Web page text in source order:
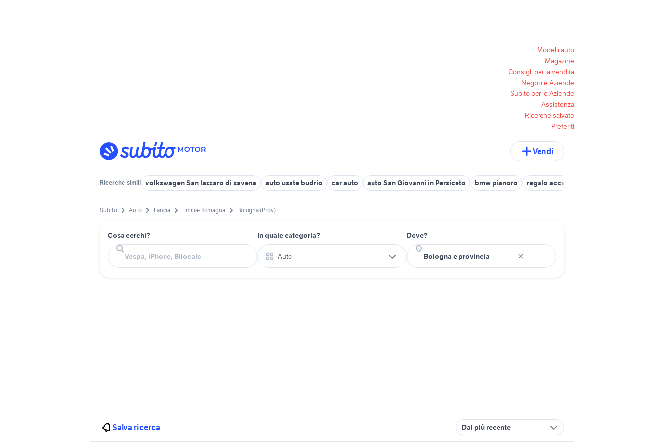
Modelli auto
Magazine
Consigli per la vendita
Negozi e Aziende
Subito per le Aziende
Assistenza
Ricerche salvate
Preferiti
Vendi
Ricerche simili volkswagen San lazzaro di savena auto usate budrio car auto auto San Giovanni in Persiceto bmw pianoro regalo accessori auto Bologna provincia
Subito Auto Lancia Emilia-Romagna Bologna (Prov)
Cosa cerchi? In quale categoria?
Auto
Dove?
Salva ricerca Dal più recente